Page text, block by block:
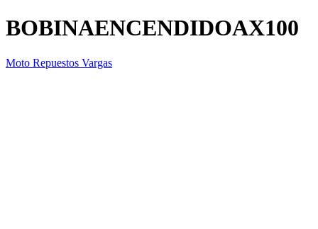
BOBINAENCENDIDOAX100
Moto Repuestos Vargas